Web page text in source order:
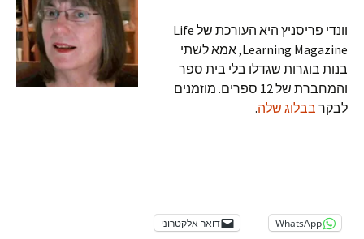
וונדי פריסניץ היא העורכת של Life
Learning Magazine, אמא לשתי
בנות בוגרות שגדלו בלי בית ספר
והמחברת של 12 ספרים. מוזמנים
לבקר בבלוג שלה.
WhatsApp דואר אלקטרוני